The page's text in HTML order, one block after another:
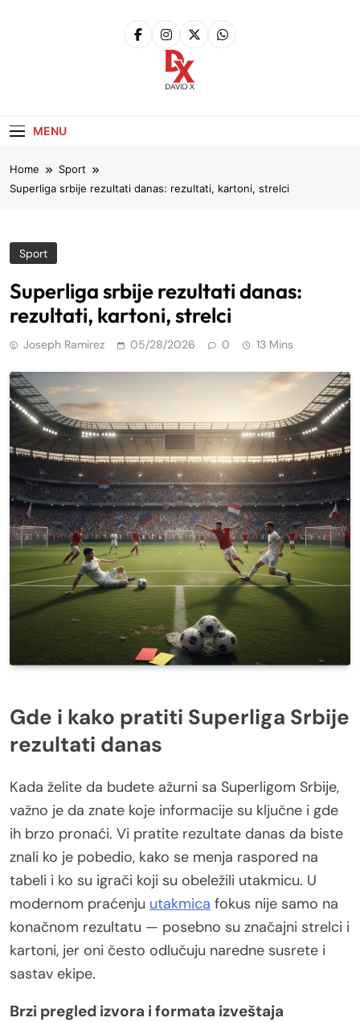
MENU
Home
Sport
Superliga srbije rezultati danas: rezultati, kartoni, strelci
Sport
Superliga srbije rezultati danas:
rezultati, kartoni, strelci
Joseph Ramirez 05/28/2026 0 13 Mins
Gde i kako pratiti Superliga Srbije
rezultati danas
Kada želite da budete ažurni sa Superligom Srbije,
važno je da znate koje informacije su ključne i gde
ih brzo pronaći. Vi pratite rezultate danas da biste
znali ko je pobedio, kako se menja raspored na
tabeli i ko su igrači koji su obeležili utakmicu. U
modernom praćenju utakmica fokus nije samo na
konačnom rezultatu — posebno su značajni strelci i
kartoni, jer oni često odlučuju naredne susrete i
sastav ekipe.
Brzi pregled izvora i formata izveštaja